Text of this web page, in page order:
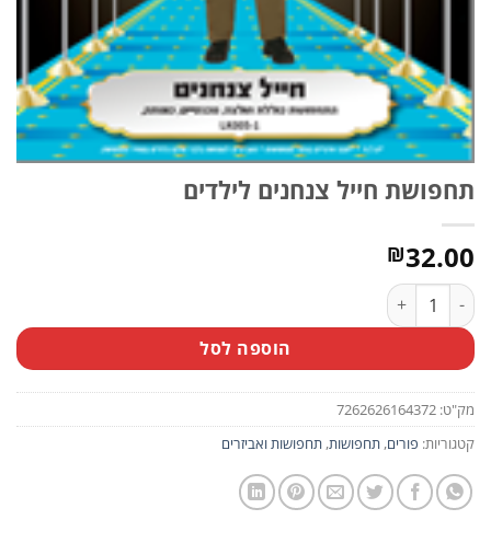
תחפושת חייל צנחנים לילדים
₪32.00
כמות של תחפושת חייל צנחנים לילדים
הוספה לסל
מק"ט: 7262626164372
קטגוריות: פורים, תחפושות, תחפושות ואביזרים